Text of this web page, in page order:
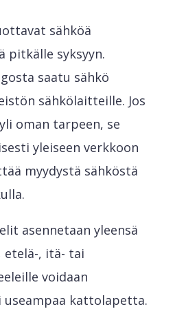
sähköä
pitkälle syksyyn.
saatu sähkö
sähkölaitteille. Jos
oman tarpeen, se
yleiseen verkkoon
myydystä sähköstä
asennetaan yleensä
etelä-, itä- tai
voidaan
useampaa kattolapetta.